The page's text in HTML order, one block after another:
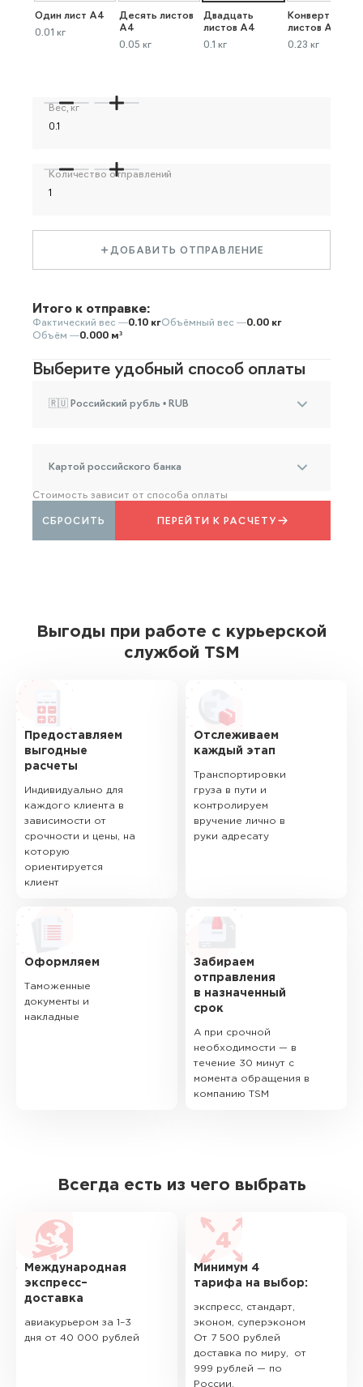
Один лист А4
0.01 кг
Десять листов
А4
0.05 кг
Двадцать
листов А4
0.1 кг
Конверт до 40
листов А4
0.23 кг
Вес, кг
Количество отправлений
ДОБАВИТЬ ОТПРАВЛЕНИЕ
Итого к отправке:
Фактический вес —0.10 кгОбъёмный вес —0.00 кг
Объём —0.000 м³
Выберите удобный способ оплаты
🇷🇺 Российский рубль • RUB
Картой российского банка
Стоимость зависит от способа оплаты
ПЕРЕЙТИ К РАСЧЕТУ
СБРОСИТЬ
Выгоды при работе с курьерской
службой TSM
Предоставляем
выгодные
расчеты
Индивидуально для
каждого клиента в
зависимости от
срочности и цены, на
которую
ориентируется
клиент
Отслеживаем
каждый этап
Транспортировки
груза в пути и
контролируем
вручение лично в
руки адресату
Оформляем
Таможенные
документы и
накладные
Забираем
отправления
в назначенный
срок
А при срочной
необходимости — в
течение 30 минут с
момента обращения в
компанию TSM
Всегда есть из чего выбрать
Международная
экспресс–
доставка
авиакурьером за 1–3
дня от 40 000 рублей
Минимум 4
тарифа на выбор:
экспресс, стандарт,
эконом, суперэконом
От 7 500 рублей
доставка по миру, от
999 рублей — по
России.